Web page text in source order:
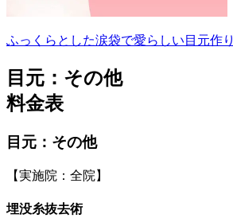
ふっくらとした涙袋で愛らしい目元作り
目元：その他
料金表
目元：その他
【実施院：全院】
埋没糸抜去術